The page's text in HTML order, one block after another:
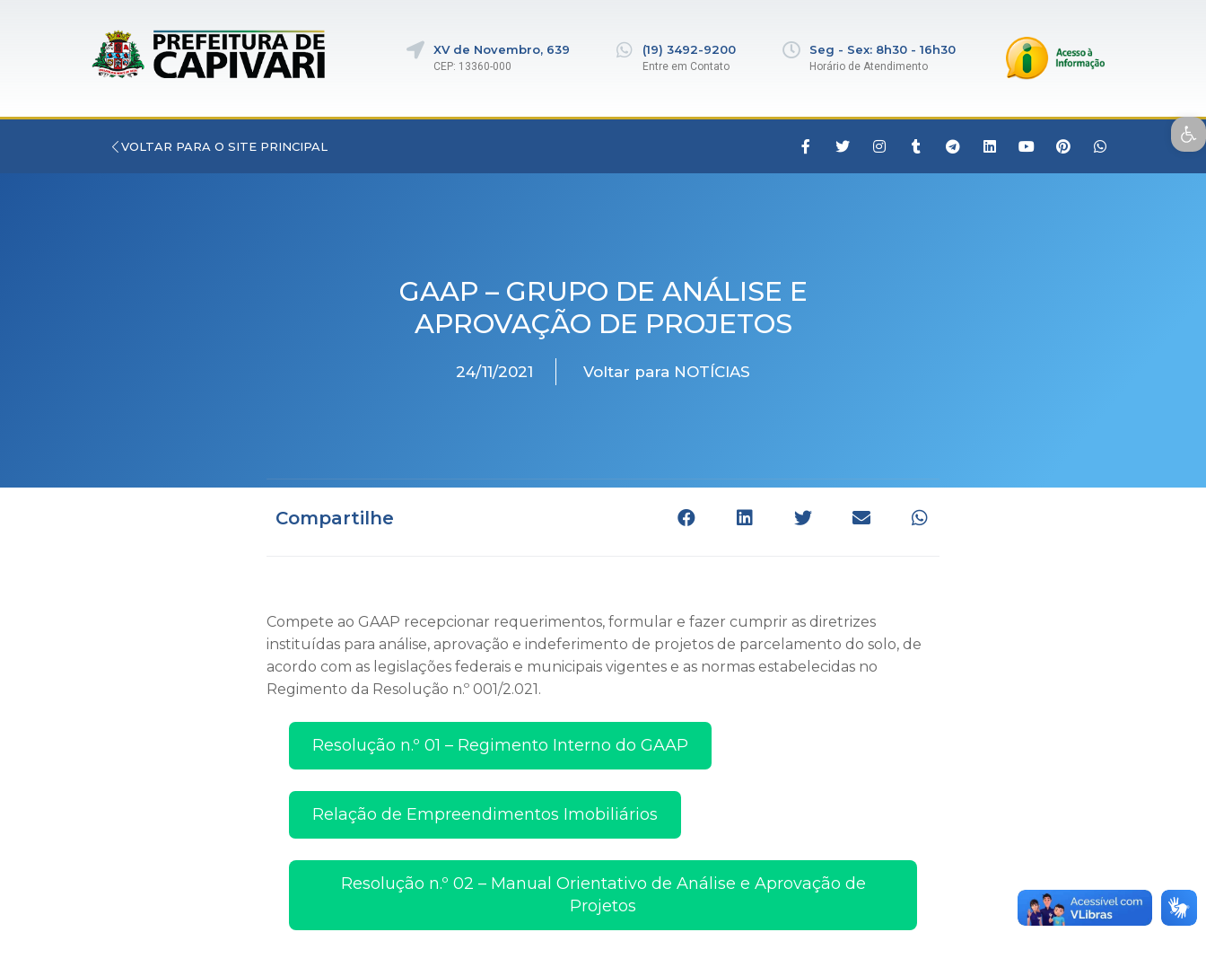
Open toolbar
XV de Novembro, 639
CEP: 13360-000
(19) 3492-9200
Entre em Contato
Seg - Sex: 8h30 - 16h30
Horário de Atendimento
VOLTAR PARA O SITE PRINCIPAL
GAAP – GRUPO DE ANÁLISE E
APROVAÇÃO DE PROJETOS
24/11/2021 Voltar para NOTÍCIAS
Compartilhe
Compete ao GAAP recepcionar requerimentos, formular e fazer cumprir as diretrizes
instituídas para análise, aprovação e indeferimento de projetos de parcelamento do solo, de
acordo com as legislações federais e municipais vigentes e as normas estabelecidas no
Regimento da Resolução n.º 001/2.021.
Resolução n.º 01 – Regimento Interno do GAAP
Relação de Empreendimentos Imobiliários
Resolução n.º 02 – Manual Orientativo de Análise e Aprovação de
Projetos